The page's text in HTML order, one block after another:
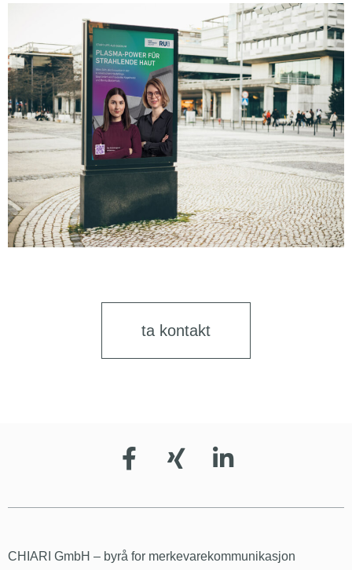
ta kontakt
CHIARI GmbH – byrå for merkevarekommunikasjon